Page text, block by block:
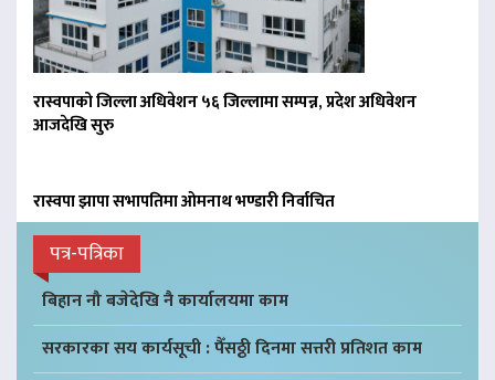
रास्वपाको जिल्ला अधिवेशन ५६ जिल्लामा सम्पन्न, प्रदेश अधिवेशन
आजदेखि सुरु
रास्वपा झापा सभापतिमा ओमनाथ भण्डारी निर्वाचित
पत्र-पत्रिका
बिहान नौ बजेदेखि नै कार्यालयमा काम
सरकारका सय कार्यसूची : पैँसठ्ठी दिनमा सत्तरी प्रतिशत काम